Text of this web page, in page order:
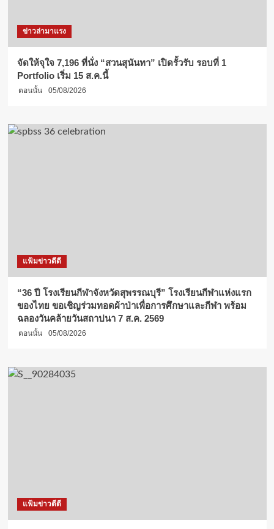
ข่าวล่ามาแรง
จัดให้จุใจ 7,196 ที่นั่ง “สวนสุนันทา” เปิดรั้วรับ รอบที่ 1
Portfolio เริ่ม 15 ส.ค.นี้
ตอนนั้น 05/08/2026
แฟ้มข่าวดีดี
“36 ปี โรงเรียนกีฬาจังหวัดสุพรรณบุรี” โรงเรียนกีฬาแห่งแรก
ของไทย ขอเชิญร่วมทอดผ้าป่าเพื่อการศึกษาและกีฬา พร้อม
ฉลองวันคล้ายวันสถาปนา 7 ส.ค. 2569
ตอนนั้น 05/08/2026
แฟ้มข่าวดีดี